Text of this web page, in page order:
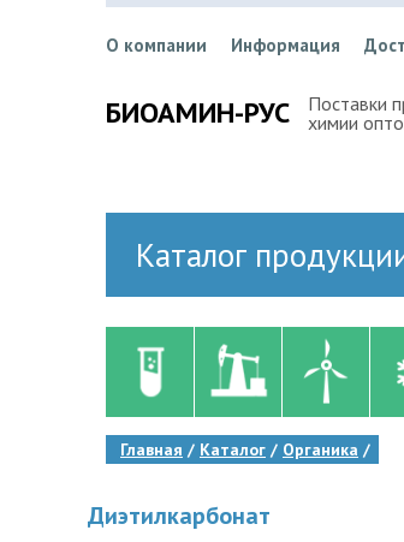
О компании Информация
БИОАМИН-РУС
Поставки
химии
Каталог
Главная Каталог Органика
Диэтилкарбонат